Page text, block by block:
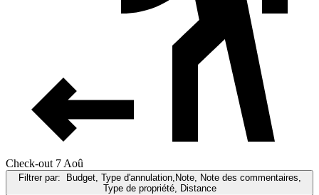
Check-out 7 Aoû
Filtrer par:
Budget, Type d'annulation,Note, Note des commentaires,
Type de propriété, Distance